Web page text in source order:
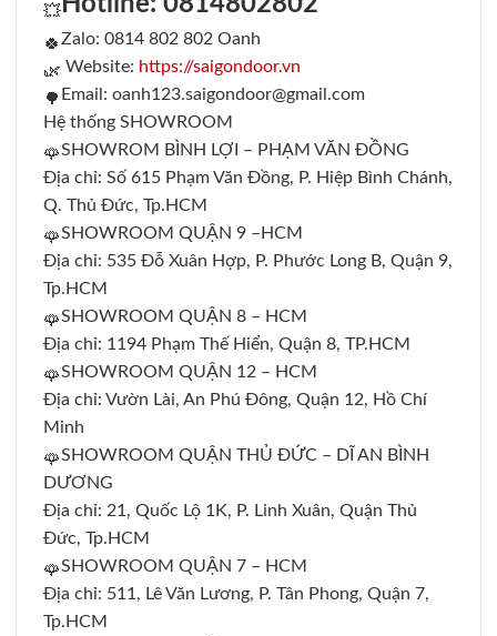
Zalo: 0814 802 802 Oanh
Website: https://saigondoor.vn
Email: oanh123.saigondoor@gmail.com
Hệ thống SHOWROOM
SHOWROM BÌNH LỢI – PHẠM VĂN ĐỒNG
Địa chỉ: Số 615 Phạm Văn Đồng, P. Hiệp Bình Chánh,
Q. Thủ Đức, Tp.HCM
SHOWROOM QUẬN 9 –HCM
Địa chỉ: 535 Đỗ Xuân Hợp, P. Phước Long B, Quận 9,
Tp.HCM
SHOWROOM QUẬN 8 – HCM
Địa chỉ: 1194 Phạm Thế Hiển, Quận 8, TP.HCM
SHOWROOM QUẬN 12 – HCM
Địa chỉ: Vườn Lài, An Phú Đông, Quận 12, Hồ Chí
Minh
SHOWROOM QUẬN THỦ ĐỨC – DĨ AN BÌNH
DƯƠNG
Địa chỉ: 21, Quốc Lộ 1K, P. Linh Xuân, Quận Thủ
Đức, Tp.HCM
SHOWROOM QUẬN 7 – HCM
Địa chỉ: 511, Lê Văn Lương, P. Tân Phong, Quận 7,
Tp.HCM